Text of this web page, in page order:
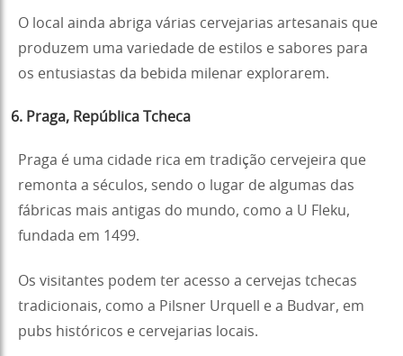
O local ainda abriga várias cervejarias artesanais que
produzem uma variedade de estilos e sabores para
os entusiastas da bebida milenar explorarem.
6. Praga, República Tcheca
Praga é uma cidade rica em tradição cervejeira que
remonta a séculos, sendo o lugar de algumas das
fábricas mais antigas do mundo, como a U Fleku,
fundada em 1499.
Os visitantes podem ter acesso a cervejas tchecas
tradicionais, como a Pilsner Urquell e a Budvar, em
pubs históricos e cervejarias locais.